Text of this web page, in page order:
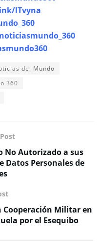
lTvyna
del Mundo
360
No Autorizado a sus
Datos Personales de
Cooperación Militar en
por el Esequibo